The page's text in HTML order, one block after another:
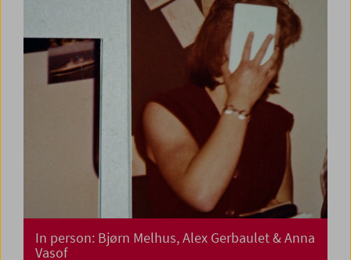
In person: Bjørn Melhus, Alex Gerbaulet & Anna
Vasof